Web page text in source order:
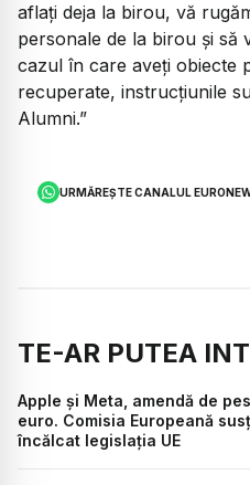
aflați deja la birou, vă
personale de la birou și să
cazul în care aveți obiecte
recuperate, instrucțiunile
Alumni.”
URMĂREȘTE CANALUL
TE-AR PUTEA
Apple și Meta, amendă de
euro. Comisia Europeană
încălcat legislația UE